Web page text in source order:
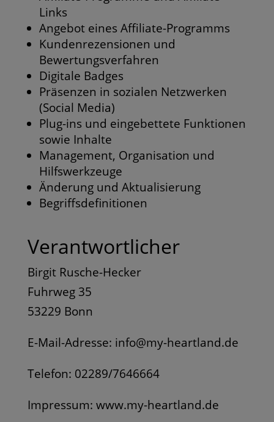
Links
Angebot eines Affiliate-Programms
Kundenrezensionen und
Bewertungsverfahren
Digitale Badges
Präsenzen in sozialen Netzwerken
(Social Media)
Plug-ins und eingebettete Funktionen
sowie Inhalte
Management, Organisation und
Hilfswerkzeuge
Änderung und Aktualisierung
Begriffsdefinitionen
Verantwortlicher
Birgit Rusche-Hecker
Fuhrweg 35
53229 Bonn
E-Mail-Adresse: info@my-heartland.de
Telefon: 02289/7646664
Impressum: www.my-heartland.de